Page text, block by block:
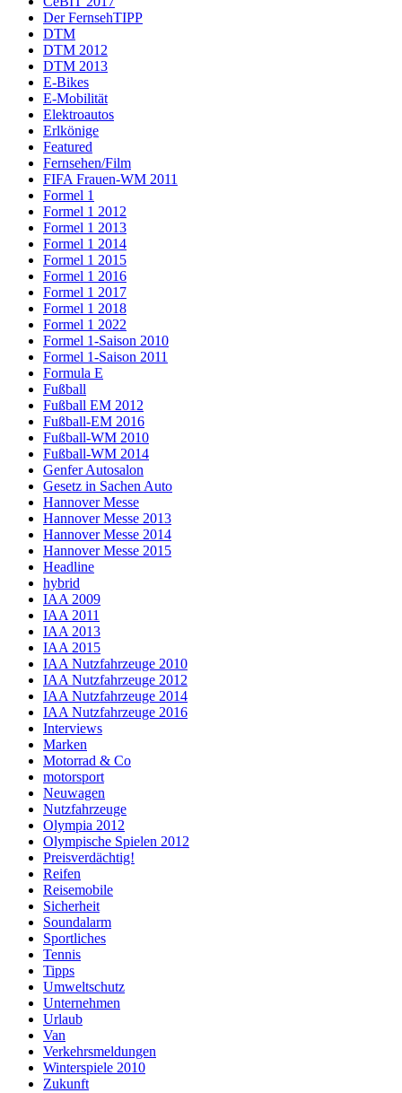
Der FernsehTIPP
DTM
DTM 2012
DTM 2013
E-Bikes
E-Mobilität
Elektroautos
Erlkönige
Featured
Fernsehen/Film
FIFA Frauen-WM 2011
Formel 1
Formel 1 2012
Formel 1 2013
Formel 1 2014
Formel 1 2015
Formel 1 2016
Formel 1 2017
Formel 1 2018
Formel 1 2022
Formel 1-Saison 2010
Formel 1-Saison 2011
Formula E
Fußball
Fußball EM 2012
Fußball-EM 2016
Fußball-WM 2010
Fußball-WM 2014
Genfer Autosalon
Gesetz in Sachen Auto
Hannover Messe
Hannover Messe 2013
Hannover Messe 2014
Hannover Messe 2015
Headline
hybrid
IAA 2009
IAA 2011
IAA 2013
IAA 2015
IAA Nutzfahrzeuge 2010
IAA Nutzfahrzeuge 2012
IAA Nutzfahrzeuge 2014
IAA Nutzfahrzeuge 2016
Interviews
Marken
Motorrad & Co
motorsport
Neuwagen
Nutzfahrzeuge
Olympia 2012
Olympische Spielen 2012
Preisverdächtig!
Reifen
Reisemobile
Sicherheit
Soundalarm
Sportliches
Tennis
Tipps
Umweltschutz
Unternehmen
Urlaub
Van
Verkehrsmeldungen
Winterspiele 2010
Zukunft